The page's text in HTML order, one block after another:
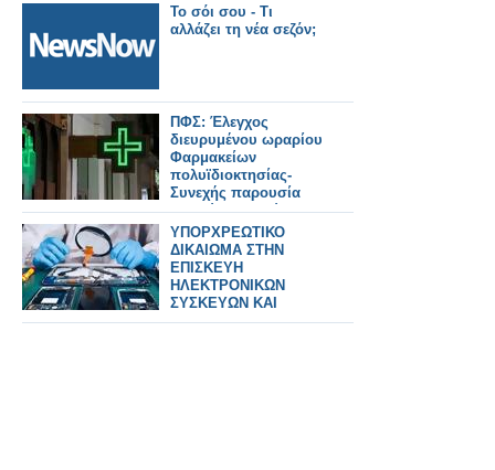
Το σόι σου - Τι
αλλάζει τη νέα σεζόν;
ΠΦΣ: Έλεγχος
διευρυμένου ωραρίου
Φαρμακείων
πολυϊδιοκτησίας-
Συνεχής παρουσία
αδειούχου Φ/ού στο
ωράριο!
ΥΠΟΡΧΡΕΩΤΙΚΟ
ΔΙΚΑΙΩΜΑ ΣΤΗΝ
ΕΠΙΣΚΕΥΗ
ΗΛΕΚΤΡΟΝΙΚΩΝ
ΣΥΣΚΕΥΩΝ ΚΑΙ
SPARTPHONES ΣΤΗΝ